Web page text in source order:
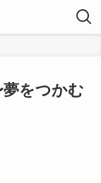
をつかむ